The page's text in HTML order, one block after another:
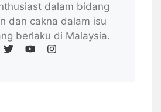
dalam bidang
dan cakna dalam isu
berlaku di Malaysia.